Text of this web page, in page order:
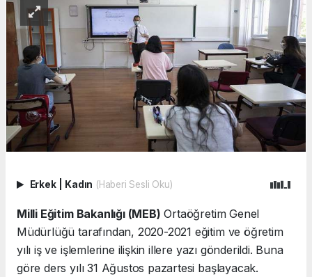
Erkek Kadın (Haberi Sesli Oku)
Milli Eğitim Bakanlığı (MEB) Ortaöğretim Genel
Müdürlüğü tarafından, 2020-2021 eğitim ve öğretim
yılı iş ve işlemlerine ilişkin illere yazı gönderildi. Buna
göre ders yılı 31 Ağustos pazartesi başlayacak.